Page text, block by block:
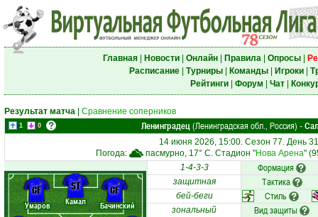
Главная| Новости| Онлайн| Правила| Опросы|
Расписание| Турниры| Команды| Игроки|
Рейтинги| Форум Чат|
Результат матча Сравнение соперников
1 0 Ленинградец(Ленинградская обл., Россия) -
14 июня 2026, 15:00. Сезон 77. День
Погода:
пасмурно, 17° C. Стадион "Нова Арена"
Умаров Камал Бачинский
CF ST CF
1-4-3-3 Формация
защитная Тактика
бей-беги Стиль
зональный Вид защиты